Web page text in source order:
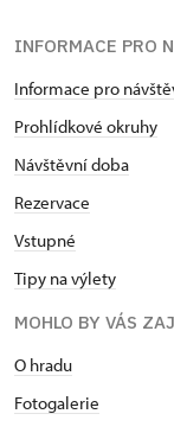
INFORMACE PRO
Informace pro
Prohlídkové okruhy
Návštěvní doba
Rezervace
Vstupné
Tipy na výlety
MOHLO BY VÁS
O hradu
Fotogalerie